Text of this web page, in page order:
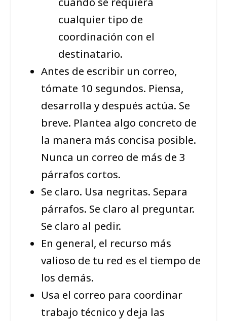
cualquier tipo de
coordinación con el
destinatario.
Antes de escribir un correo,
tómate 10 segundos. Piensa,
desarrolla y después actúa. Se
breve. Plantea algo concreto de
la manera más concisa posible.
Nunca un correo de más de 3
párrafos cortos.
Se claro. Usa negritas. Separa
párrafos. Se claro al preguntar.
Se claro al pedir.
En general, el recurso más
valioso de tu red es el tiempo de
los demás.
Usa el correo para coordinar
trabajo técnico y deja las